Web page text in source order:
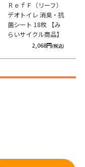
ＲｅｆＦ（リーフ）
デオトイレ 消臭・抗
菌シート 18枚 【み
らいサイクル商品】
2,068円(税込)